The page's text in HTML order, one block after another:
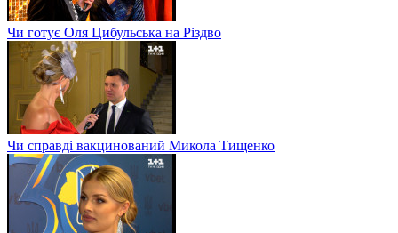
Чи готує Оля Цибульська на Різдво
Чи справді вакцинований Микола Тищенко